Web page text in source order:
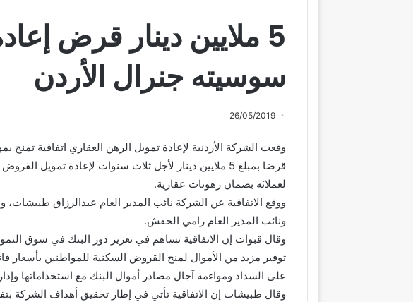
5 ملايين دينار قرض
سوسيته جنرال الأردن
26/05/2019
وقعت الشركة الأردنية لإعادة تمويل الرهن العقاري اتفاقية تمنح
قرضا بمبلغ 5 ملايين دينار لأجل ثلاث سنوات لإعادة تمويل
لعملائه بضمان رهونات عقارية.
ووقع الاتفاقية عن الشركة نائب المدير العام عبدالرزاق طبيشات،
ونائب المدير العام رامي الخفش.
وقال قبوات إن الاتفاقية تساهم في تعزيز دور البنك في سوق
توفير مزيد من الأموال لمنح القروض السكنية للمواطنين بأسعار
على السداد ومواءمة آجال مصادر أموال البنك مع استخداماتها
وقال طبيشات إن الاتفاقية تأتي في إطار تحقيق أهداف الشركة